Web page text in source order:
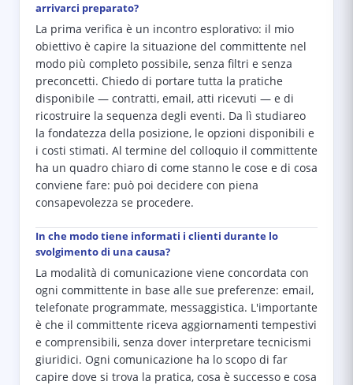
arrivarci preparato?
La prima verifica è un incontro esplorativo: il mio
obiettivo è capire la situazione del committente nel
modo più completo possibile, senza filtri e senza
preconcetti. Chiedo di portare tutta la pratiche
disponibile — contratti, email, atti ricevuti — e di
ricostruire la sequenza degli eventi. Da lì studiareo
la fondatezza della posizione, le opzioni disponibili e
i costi stimati. Al termine del colloquio il committente
ha un quadro chiaro di come stanno le cose e di cosa
conviene fare: può poi decidere con piena
consapevolezza se procedere.
In che modo tiene informati i clienti durante lo
svolgimento di una causa?
La modalità di comunicazione viene concordata con
ogni committente in base alle sue preferenze: email,
telefonate programmate, messaggistica. L'importante
è che il committente riceva aggiornamenti tempestivi
e comprensibili, senza dover interpretare tecnicismi
giuridici. Ogni comunicazione ha lo scopo di far
capire dove si trova la pratica, cosa è successo e cosa